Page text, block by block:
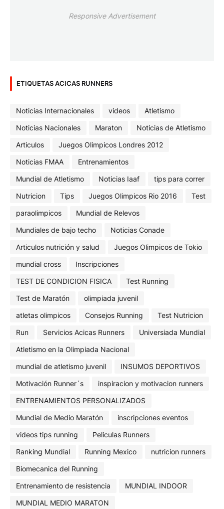
Responsive Advertisement
ETIQUETAS ACICAS RUNNERS
Noticias Internacionales videos
Atletismo
Noticias Nacionales
Maraton
Noticias de Atletismo
Articulos
Juegos Olimpicos Londres 2012
Noticias FMAA
Entrenamientos
Mundial de Atletismo
Noticias Iaaf
tips para correr
Nutricion
Tips Juegos Olimpicos Rio 2016
Test
paraolimpicos
Mundial de Relevos
Mundiales de bajo techo
Noticias Conade
Articulos nutrición y salud
Juegos Olimpicos de Tokio
mundial cross
Inscripciones
TEST DE CONDICION FISICA
Test Running
Test de Maratón
olimpiada juvenil
atletas olimpicos
Consejos Running
Test Nutricion
Run
Servicios Acicas Runners
Universiada Mundial
Atletismo en la Olimpiada Nacional
mundial de atletismo juvenil
INSUMOS DEPORTIVOS
Motivación Runner´s
inspiracion y motivacion runners
ENTRENAMIENTOS PERSONALIZADOS
Mundial de Medio Maratón
inscripciones eventos
videos tips running
Peliculas Runners
Ranking Mundial
Running Mexico
nutricion runners
Biomecanica del Running
Entrenamiento de resistencia
MUNDIAL INDOOR
MUNDIAL MEDIO MARATON